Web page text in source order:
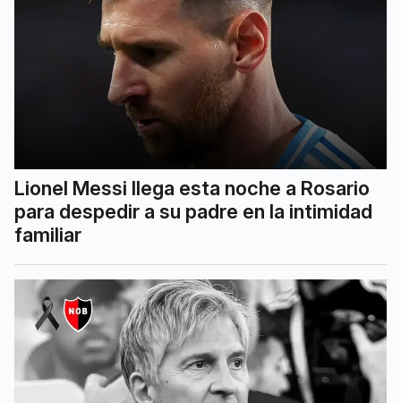
Lionel Messi llega esta noche a Rosario
para despedir a su padre en la intimidad
familiar